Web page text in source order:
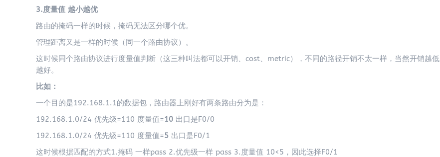
3.度量值 越小越优
路由的掩码一样的时候，掩码无法区分哪个优。
管理距离又是一样的时候（同一个路由协议）。
这时候同个路由协议进行度量值判断（这三种叫法都可以开销、cost、metric），不同的路径开销不太一样，当然开销越低
越好。
比如：
一个目的是192.168.1.1的数据包，路由器上刚好有两条路由分为是：
192.168.1.0/24 优先级=110 度量值=10 出口是F0/0
192.168.1.0/24 优先级=110 度量值=5 出口是F0/1
这时候根据匹配的方式1.掩码 一样pass 2.优先级一样 pass 3.度量值 10<5，因此选择F0/1